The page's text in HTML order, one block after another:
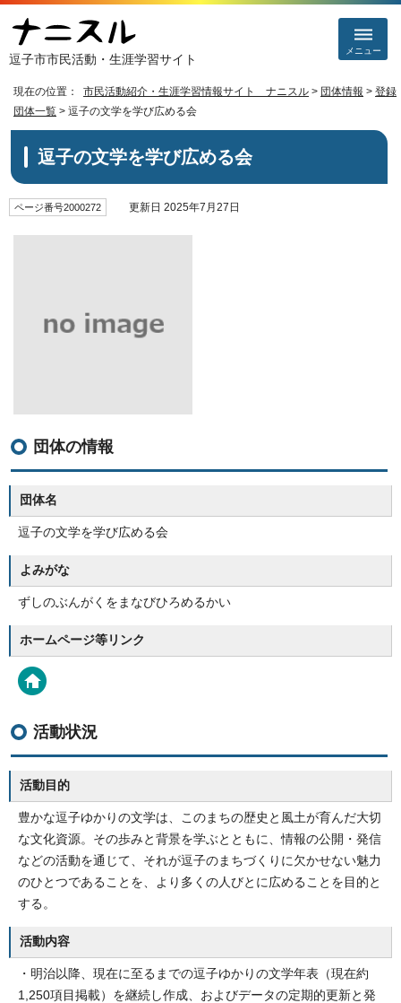
逗子市市民活動・生涯学習サイト
メニュー
現在の位置： 市民活動紹介・生涯学習情報サイト ナニスル > 団体情報 > 登録
団体一覧 > 逗子の文学を学び広める会
逗子の文学を学び広める会
ページ番号2000272 更新日 2025年7月27日
団体の情報
団体名
逗子の文学を学び広める会
よみがな
ずしのぶんがくをまなびひろめるかい
ホームページ等リンク
活動状況
活動目的
豊かな逗子ゆかりの文学は、このまちの歴史と風土が育んだ大切
な文化資源。その歩みと背景を学ぶとともに、情報の公開・発信
などの活動を通じて、それが逗子のまちづくりに欠かせない魅力
のひとつであることを、より多くの人びとに広めることを目的と
する。
活動内容
・明治以降、現在に至るまでの逗子ゆかりの文学年表（現在約
1,250項目掲載）を継続し作成、およびデータの定期的更新と発